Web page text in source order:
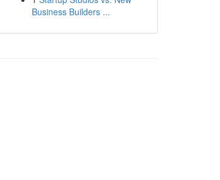
Business Builders ...